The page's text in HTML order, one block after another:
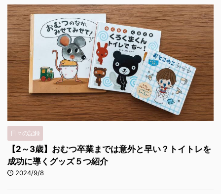
日々の記録
【2～3歳】おむつ卒業までは意外と早い？トイトレを
成功に導くグッズ５つ紹介
2024/9/8